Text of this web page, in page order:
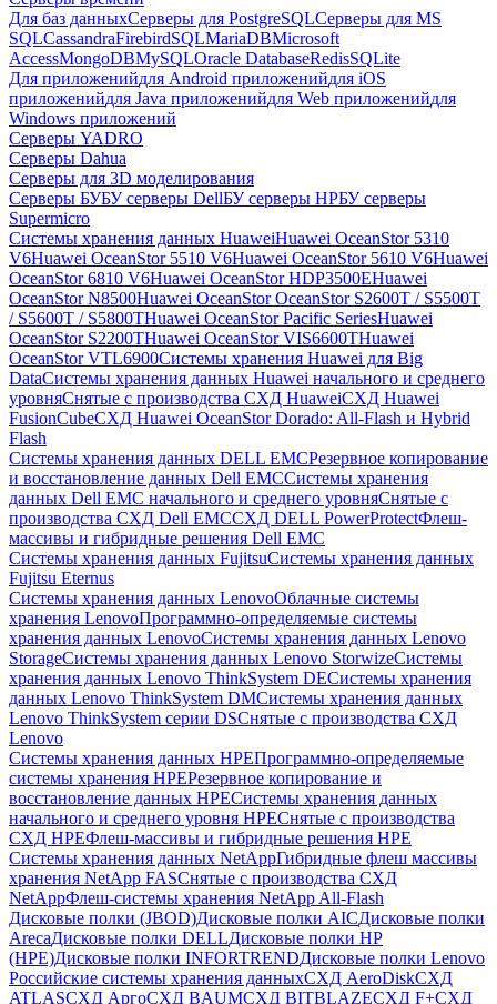
Для баз данныхСерверы для PostgreSQLСерверы для MS
SQLCassandraFirebirdSQLMariaDBMicrosoft
AccessMongoDBMySQLOracle DatabaseRedisSQLite
Для приложенийдля Android приложенийдля iOS
приложенийдля Java приложенийдля Web приложенийдля
Windows приложений
Серверы YADRO
Серверы Dahua
Серверы для 3D моделирования
Серверы БУБУ серверы DellБУ серверы HPБУ серверы
Supermicro
Системы хранения данных HuaweiHuawei OceanStor 5310
V6Huawei OceanStor 5510 V6Huawei OceanStor 5610 V6Huawei
OceanStor 6810 V6Huawei OceanStor HDP3500EHuawei
OceanStor N8500Huawei OceanStor OceanStor S2600T / S5500T
/ S5600T / S5800THuawei OceanStor Pacific SeriesHuawei
OceanStor S2200THuawei OceanStor VIS6600THuawei
OceanStor VTL6900Системы хранения Huawei для Big
DataСистемы хранения данных Huawei начального и среднего
уровняСнятые с производства СХД HuaweiСХД Huawei
FusionCubeСХД Huawei OceanStor Dorado: All-Flash и Hybrid
Flash
Системы хранения данных DELL EMCРезервное копирование
и восстановление данных Dell EMCСистемы хранения
данных Dell EMC начального и среднего уровняСнятые с
производства СХД Dell EMCСХД DELL PowerProtectФлеш-
массивы и гибридные решения Dell EMC
Системы хранения данных FujitsuСистемы хранения данных
Fujitsu Eternus
Системы хранения данных LenovoОблачные системы
хранения LenovoПрограммно-определяемые системы
хранения данных LenovoСистемы хранения данных Lenovo
StorageСистемы хранения данных Lenovo StorwizeСистемы
хранения данных Lenovo ThinkSystem DEСистемы хранения
данных Lenovo ThinkSystem DMСистемы хранения данных
Lenovo ThinkSystem серии DSСнятые с производства СХД
Lenovo
Системы хранения данных HPEПрограммно-определяемые
системы хранения HPEРезервное копирование и
восстановление данных HPEСистемы хранения данных
начального и среднего уровня HPEСнятые с производства
СХД HPEФлеш-массивы и гибридные решения HPE
Cистемы хранения данных NetAppГибридные флеш массивы
хранения NetApp FASСнятые с производства СХД
NetAppФлеш-системы хранения NetApp All-Flash
Дисковые полки (JBOD)Дисковые полки AICДисковые полки
ArecaДисковые полки DELLДисковые полки HP
(HPE)Дисковые полки INFORTRENDДисковые полки Lenovo
Российские системы хранения данныхСХД AeroDiskСХД
ATLASСХД AргоСХД BAUMСХД BITBLAZEСХД F+СХД